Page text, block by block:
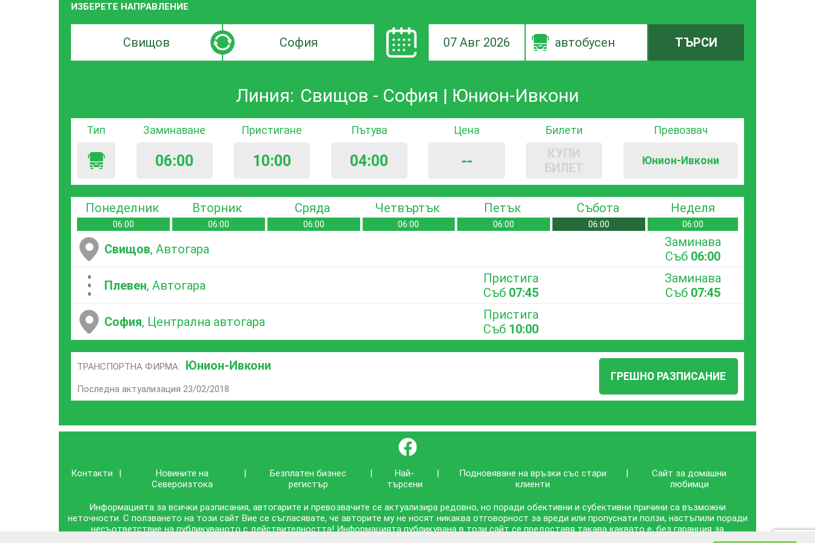
ИЗБЕРЕТЕ НАПРАВЛЕНИЕ
Търсачка
по
Търсачка
по
07 Авг 2026 автобусен ТЪРСИ
Линия: Свищов - София | Юнион-Ивкони
Тип Заминаване
06:00
Пристигане
10:00
Пътува
04:00
Цена
--
Билети
КУПИ
БИЛЕТ
Превозвач
Юнион-Ивкони
Понеделник
06:00
Вторник
06:00
Сряда
06:00
Четвъртък
06:00
Петък
06:00
Събота
06:00
Неделя
06:00
Свищов, Автогара
Заминава
Съб 06:00
...Плевен, Автогара
Пристига
Съб 07:45
Заминава
Съб 07:45
София, Централна автогара
Пристига
Съб 10:00
ТРАНСПОРТНА ФИРМА: Юнион-Ивкони
Последна актуализация 23/02/2018
ГРЕШНО РАЗПИСАНИЕ
}
Контакти |
Новините на
Североизтока
|
Безплатен бизнес
регистър
|
Най-
търсени
|
Подновяване на връзки със стари
клиенти
|
Сайт за домашни
любимци
Информацията за всички разписания, автогарите и превозвачите се актуализира редовно, но поради обективни и субективни причини са възможни
неточности. С ползването на този сайт Вие се съгласявате, че авторите му не носят никаква отговорност за вреди или пропуснати ползи, настъпили поради
несъответствие на публикуваното с действителността! Информацията публикувана в този сайт се предоставя такава каквато е, без гаранция за